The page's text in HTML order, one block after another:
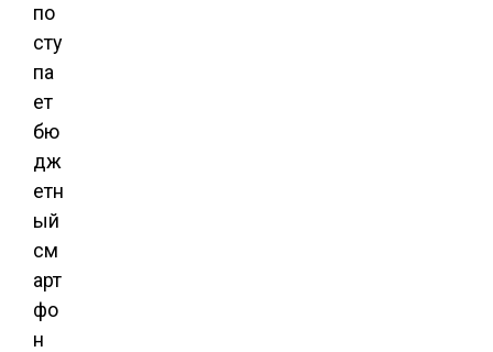
по
сту
па
ет
бю
дж
етн
ый
см
арт
фо
н